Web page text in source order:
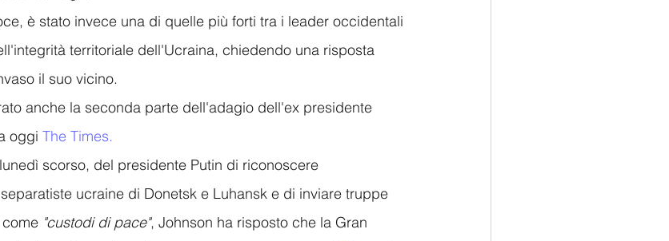
è stato invece una di quelle più forti tra i leader occidentali
territoriale dell'Ucraina, chiedendo una risposta
il suo vicino.
anche la seconda parte dell'adagio dell'ex presidente
oggi The Times.
scorso, del presidente Putin di riconoscere
ucraine di Donetsk e Luhansk e di inviare truppe
"custodi di pace", Johnson ha risposto che la Gran